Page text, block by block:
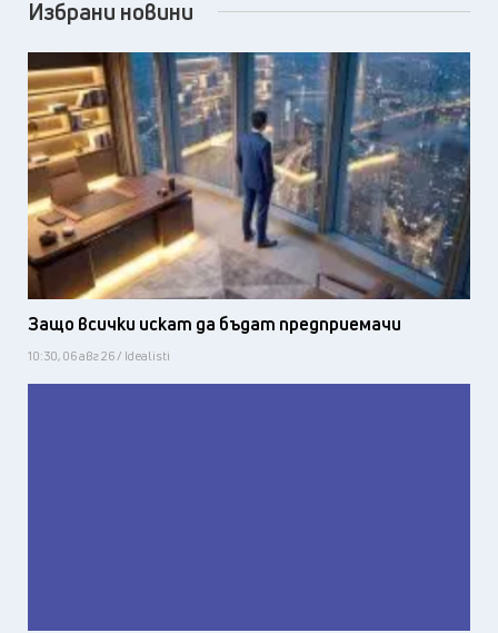
Избрани новини
Защо всички искат да бъдат предприемачи
10:30, 06 авг 26 / Idealisti